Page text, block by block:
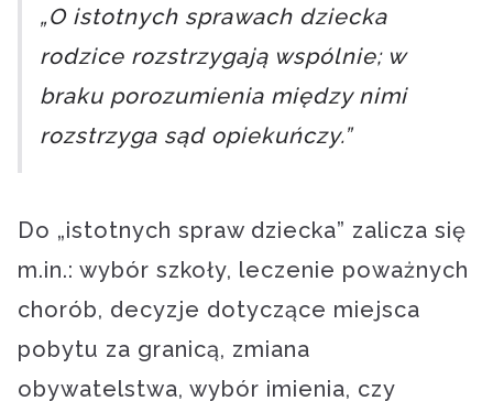
„O istotnych sprawach dziecka
rodzice rozstrzygają wspólnie; w
braku porozumienia między nimi
rozstrzyga sąd opiekuńczy.”
Do „istotnych spraw dziecka” zalicza się
m.in.: wybór szkoły, leczenie poważnych
chorób, decyzje dotyczące miejsca
pobytu za granicą, zmiana
obywatelstwa, wybór imienia, czy